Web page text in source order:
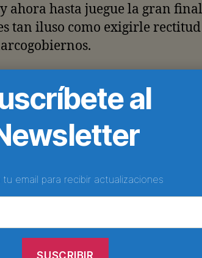
ahora hasta juegue la gran
tan iluso como exigirle
la oportunidad de convivir
con el presidente de la FIFA,
se trata de un tipo encantador.
del súper capo: simpático,
No importa cuántas gotas
de sus más allegados; todos
nadie ha reunido media
directo.
Ceaucescu, Milosevic, Sese
al
tu email para recibir actualizaciones